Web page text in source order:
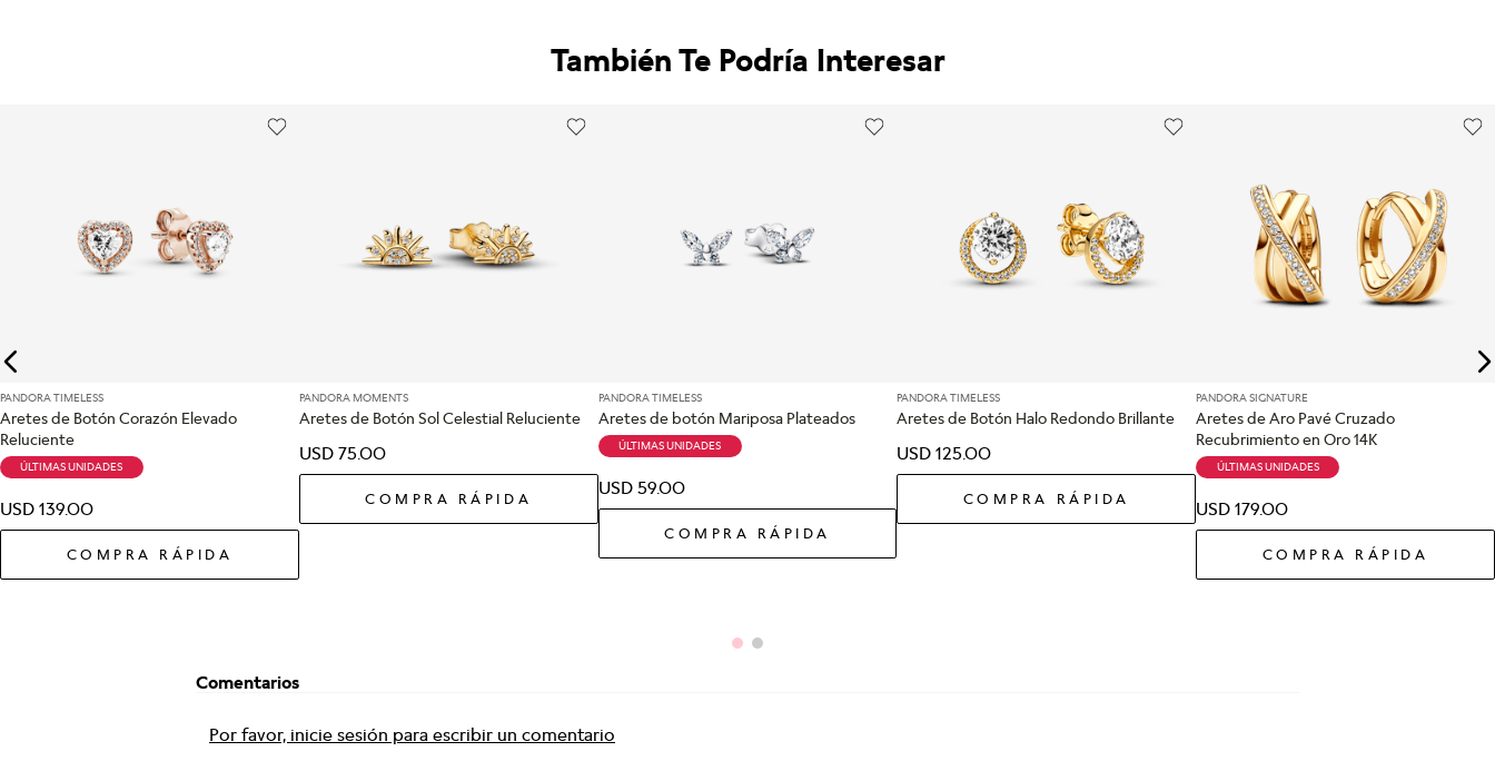
También Te Podría Interesar
PANDORA TIMELESS
Aretes de Botón Corazón Elevado
Reluciente
ÚLTIMAS UNIDADES
USD 139.00
COMPRA RÁPIDA
PANDORA MOMENTS
Aretes de Botón Sol Celestial Reluciente
USD 7500
COMPRA RÁPIDA
PANDORA TIMELESS
Aretes de botón Mariposa Plateados
ÚLTIMAS UNIDADES
USD 59.00
COMPRA RÁPIDA
PANDORA TIMELESS
Aretes de Botón Halo Redondo Brillante
USD 125.00
COMPRA RÁPIDA
PANDORA SIGNATURE
Aretes de Aro Pavé Cruzado
Recubrimiento en Oro 14K
ÚLTIMAS UNIDADES
USD 179.00
COMPRA RÁPIDA
Comentarios
Por favor, inicie sesión para escribir un comentario